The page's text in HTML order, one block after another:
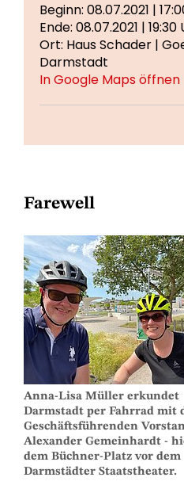
Beginn: 08.07.2021 |
Ende: 08.07.2021 | 19:30
Ort: Haus Schader |
Darmstadt
In Google Maps öffnen
Farewell
Anna-Lisa Müller erkundet
Darmstadt per Fahrrad mit
Geschäftsführenden
Alexander Gemeinhardt -
dem Büchner-Platz vor dem
Darmstädter Staatstheater.